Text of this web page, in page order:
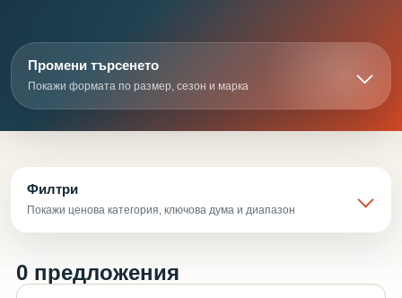
Промени търсенето
Покажи формата по размер, сезон и марка
Филтри
Покажи ценова категория, ключова дума и диапазон
0 предложения